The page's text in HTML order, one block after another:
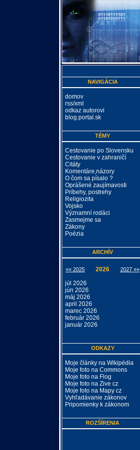
NAVIGÁCIA
domov
rss/xml
odkaz autorovi
blog.portal.sk
TÉMY
Cestovanie po Slovensku
Cestovanie v zahraničí
Citáty
Komentáre,názory
O čom sa písalo ?
Oprášené zaujímavosti
Príbehy, postrehy
Religiozita
Vojsko
Významní rodáci
Zasmejme sa
Zákony
Poézia
ARCHÍV
«« 2025 2026 2027 »»
júl 2026
jún 2026
máj 2026
april 2026
marec 2026
február 2026
január 2026
ODKAZY
Moje články na Wikipédia
Moje foto na Commons
Moje foto na Flog
Moje foto na Zive cz
Moje foto na Mapy cz
Vyhľadávanie zákonov
Pripomienky k zákonom
ROZŠÍRENIA